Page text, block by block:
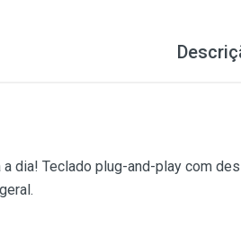
a dia! Teclado plug-and-play com